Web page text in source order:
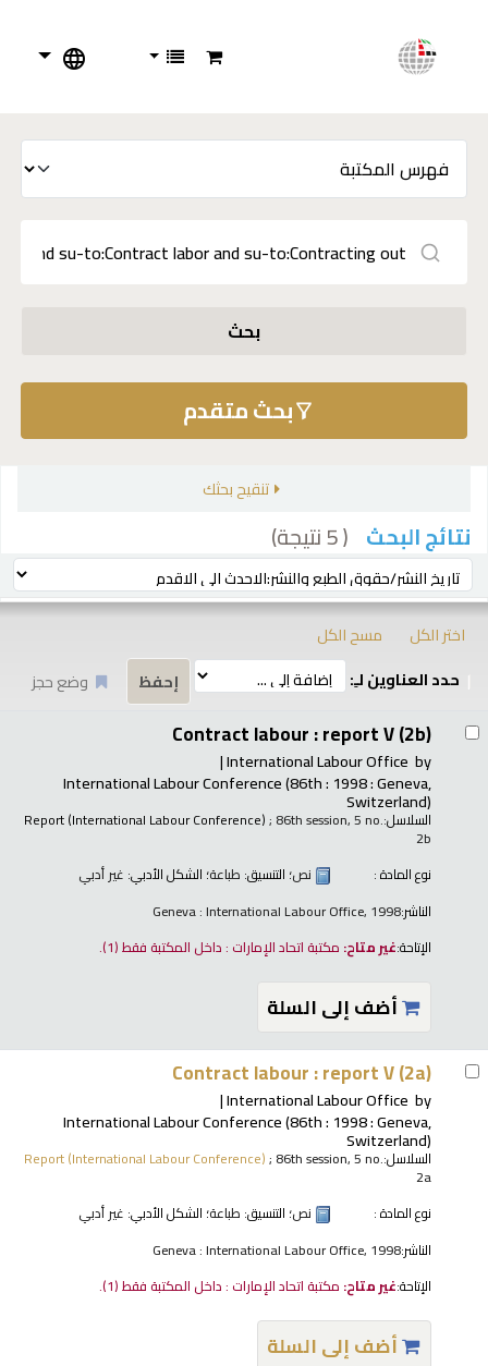
بحث
بحث متقدم
تنقيح بحثك
نتائج البحث ( 5 نتيجة)
ترتيب بواسطة:
اختر الكل
مسح الكل
حدد العناوين لـِ:
وضع حجز
Contract labour : report V (2b)
by
International Labour Office
International Labour Conference(86th : 1998 : Geneva,
Switzerland)
السلاسل: Report (International Labour Conference); 86th session, 5 no.
2b
نوع المادة :
نص؛ التنسيق: طباعة؛ الشكل الأدبي: غير أدبي
الناشر:Geneva : International Labour Office, 1998
الإتاحة:غير متاح: مكتبة اتحاد الإمارات : داخل المكتبة فقط(1).
أضف إلى السلة
Contract labour : report V (2a)
by
International Labour Office
International Labour Conference(86th : 1998 : Geneva,
Switzerland)
السلاسل: Report (International Labour Conference); 86th session, 5 no.
2a
نوع المادة :
نص؛ التنسيق: طباعة؛ الشكل الأدبي: غير أدبي
الناشر:Geneva : International Labour Office, 1998
الإتاحة:غير متاح: مكتبة اتحاد الإمارات : داخل المكتبة فقط(1).
أضف إلى السلة